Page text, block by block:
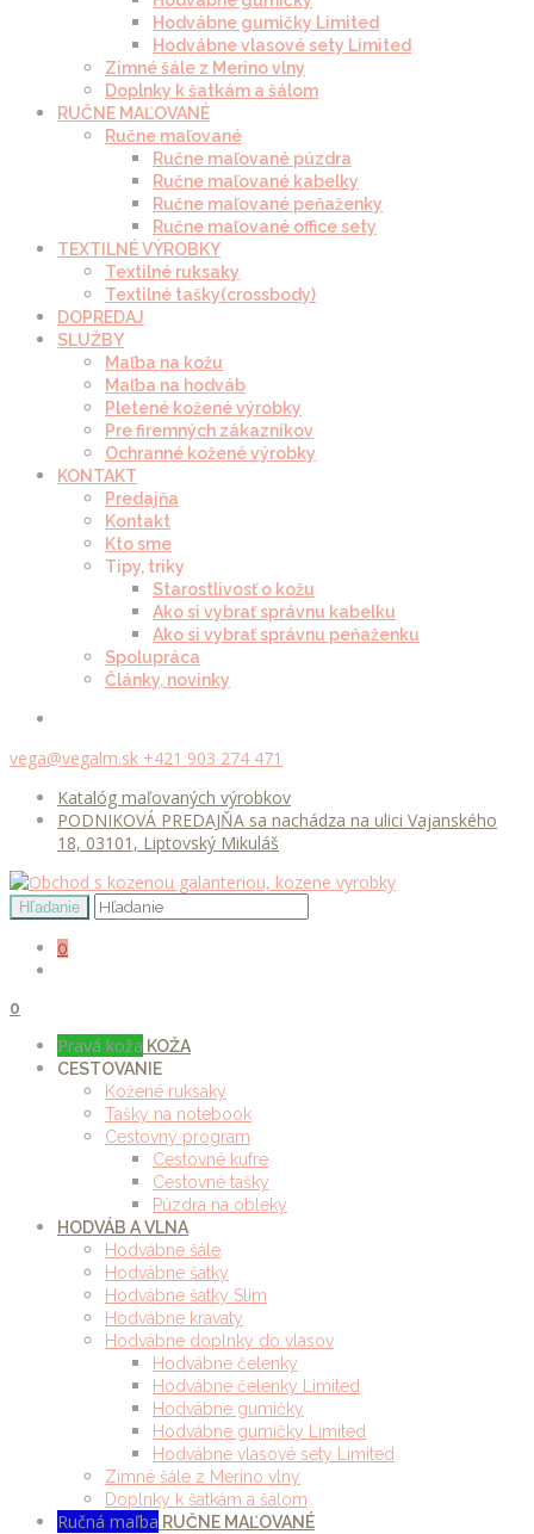
Hodvábne gumičky Limited
Hodvábne vlasové sety Limited
Zimné šále z Merino vlny
Doplnky k šatkám a šálom
RUČNE MAĽOVANÉ
Ručne maľované
Ručne maľované púzdra
Ručne maľované kabelky
Ručne maľované peňaženky
Ručne maľované office sety
TEXTILNÉ VÝROBKY
Textilné ruksaky
Textilné tašky(crossbody)
DOPREDAJ
SLUŽBY
Maľba na kožu
Maľba na hodváb
Pletené kožené výrobky
Pre firemných zákazníkov
Ochranné kožené výrobky
KONTAKT
Predajňa
Kontakt
Kto sme
Tipy, triky
Starostlivosť o kožu
Ako si vybrať správnu kabelku
Ako si vybrať správnu peňaženku
Spolupráca
Články, novinky
vega@vegalm.sk +421 903 274 471
Katalóg maľovaných výrobkov
PODNIKOVÁ PREDAJŇA sa nachádza na ulici Vajanského
18, 03101, Liptovský Mikuláš
0
0
Pravá koža KOŽA
CESTOVANIE
Kožené ruksaky
Tašky na notebook
Cestovný program
Cestovné kufre
Cestovné tašky
Púzdra na obleky
HODVÁB A VLNA
Hodvábne šále
Hodvábne šatky
Hodvábne šatky Slim
Hodvábne kravaty
Hodvábne doplnky do vlasov
Hodvábne čelenky
Hodvábne čelenky Limited
Hodvábne gumičky
Hodvábne gumičky Limited
Hodvábne vlasové sety Limited
Zimné šále z Merino vlny
Doplnky k šatkám a šálom
Ručná maľba RUČNE MAĽOVANÉ